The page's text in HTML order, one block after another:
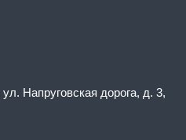
ул. Напруговская дорога, д. 3,